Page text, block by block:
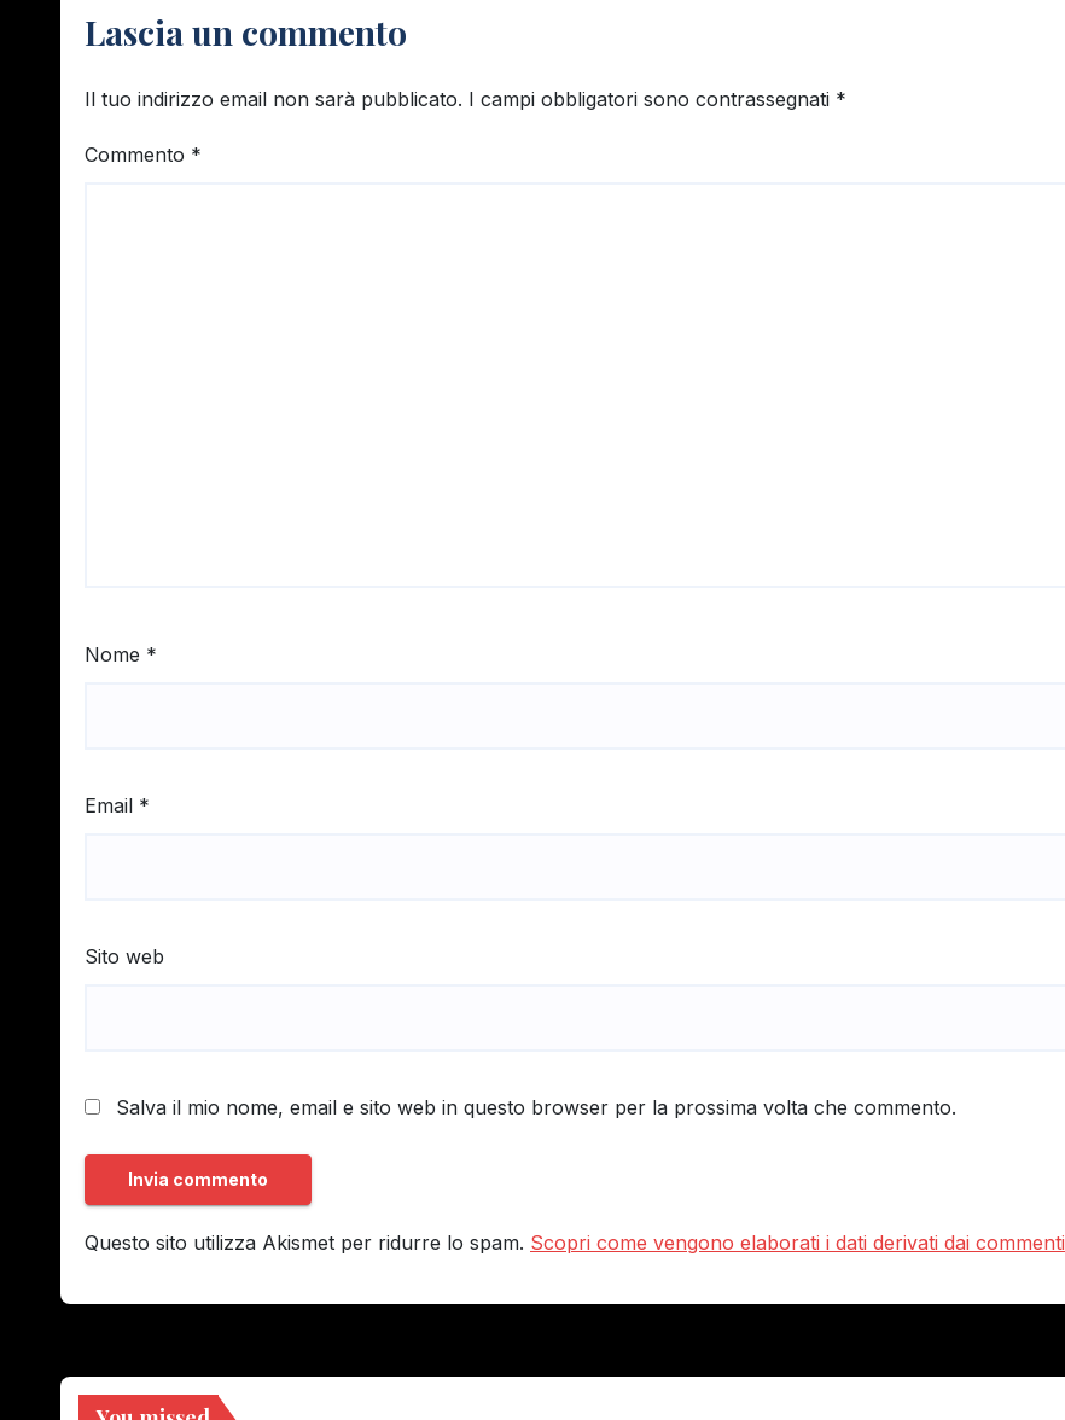
Lascia un commento
Il tuo indirizzo email non sarà pubblicato. I campi obbligatori sono contrassegnati *
Commento *
Nome *
Email *
Sito web
Salva il mio nome, email e sito web in questo browser per la prossima volta che commento.
Questo sito utilizza Akismet per ridurre lo spam. Scopri come vengono elaborati i dati derivati dai commenti